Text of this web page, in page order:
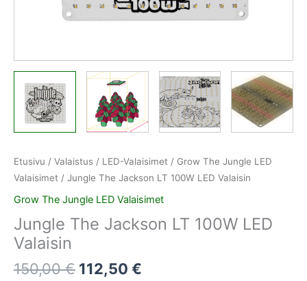
Etusivu / Valaistus / LED-Valaisimet / Grow The Jungle LED
Valaisimet / Jungle The Jackson LT 100W LED Valaisin
Grow The Jungle LED Valaisimet
Jungle The Jackson LT 100W LED
Valaisin
150,00€ 112,50 €